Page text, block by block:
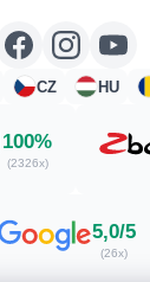
CZ HU
100%
(2326x)
5,0/5
(26x)